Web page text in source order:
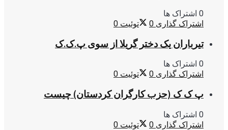
0 اشتراک ها
اشتراک گذاری 0 توئیت 0
تیرباران یک دختر گریلا از سوی پ.ک.ک
0 اشتراک ها
اشتراک گذاری 0 توئیت 0
پ ک ک (حزب کارگران کردستان) چیست
0 اشتراک ها
اشتراک گذاری 0 توئیت 0